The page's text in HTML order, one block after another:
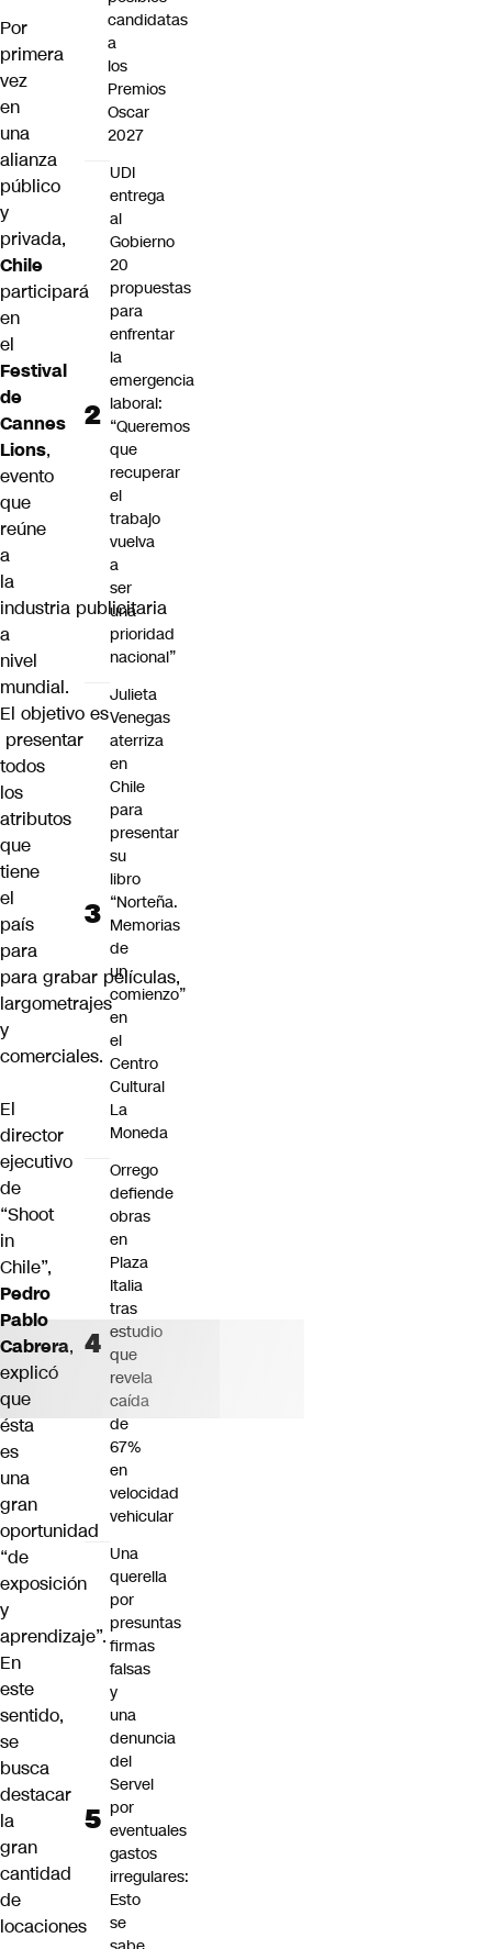
Por
primera
vez
en
una
alianza
público
y
privada,
Chile
participará
en
el
Festival
de
Cannes
Lions,
evento
que
reúne
a
la
industria publicitaria
a
nivel
mundial.
El objetivo es
presentar
todos
los
atributos
que
tiene
el
país
para
para grabar películas,
largometrajes
y
comerciales.
El
director
ejecutivo
de
“Shoot
in
Chile”,
Pedro
Pablo
Cabrera,
explicó
que
ésta
es
una
gran
oportunidad
“de
exposición
y
aprendizaje”.
En
este
sentido,
se
busca
destacar
la
gran
cantidad
de
locaciones
candidatas
a
los
Premios
Oscar
2027
UDI
entrega
al
Gobierno
20
propuestas
para
enfrentar
la
emergencia
laboral:
“Queremos
que
recuperar
el
trabajo
vuelva
a
ser
una
prioridad
nacional”
Julieta
Venegas
aterriza
en
Chile
para
presentar
su
libro
“Norteña.
Memorias
de
un
comienzo”
en
el
Centro
Cultural
La
Moneda
Orrego
defiende
obras
en
Plaza
Italia
tras
estudio
que
revela
caída
de
67%
en
velocidad
vehicular
Una
querella
por
presuntas
firmas
falsas
y
una
denuncia
del
Servel
por
eventuales
gastos
irregulares:
Esto
se